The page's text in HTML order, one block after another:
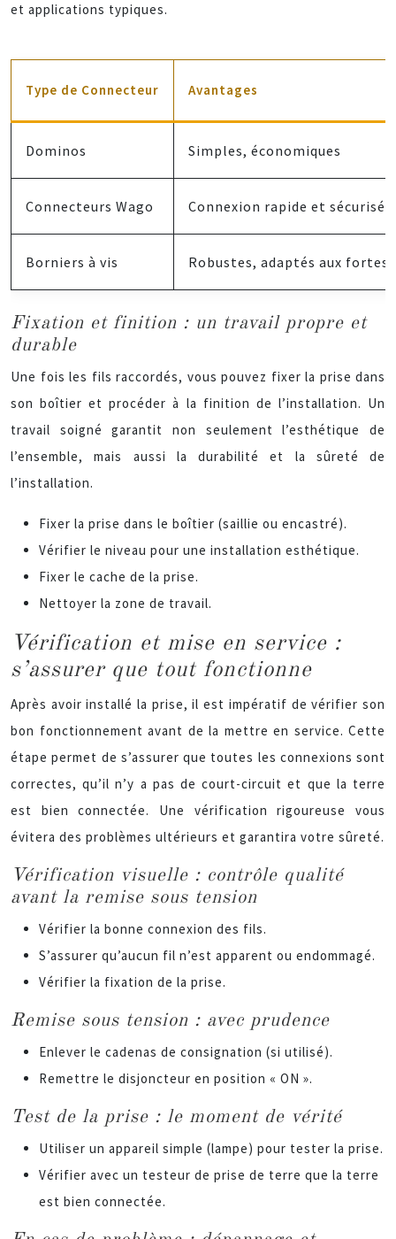
et applications typiques.
Type de Connecteur Avantages
Dominos Simples, économiques
Connecteurs Wago Connexion rapide et
Borniers à vis Robustes, adaptés aux
Fixation et finition : un travail propre et
durable
Une fois les fils raccordés, vous pouvez fixer la prise dans
son boîtier et procéder à la finition de l’installation. Un
travail soigné garantit non seulement l’esthétique de
l’ensemble, mais aussi la durabilité et la sûreté de
l’installation.
Fixer la prise dans le boîtier (saillie ou encastré).
Vérifier le niveau pour une installation esthétique.
Fixer le cache de la prise.
Nettoyer la zone de travail.
Vérification et mise en service :
s’assurer que tout fonctionne
Après avoir installé la prise, il est impératif de vérifier son
bon fonctionnement avant de la mettre en service. Cette
étape permet de s’assurer que toutes les connexions sont
correctes, qu’il n’y a pas de court-circuit et que la terre
est bien connectée. Une vérification rigoureuse vous
évitera des problèmes ultérieurs et garantira votre sûreté.
Vérification visuelle : contrôle qualité
avant la remise sous tension
Vérifier la bonne connexion des fils.
S’assurer qu’aucun fil n’est apparent ou endommagé.
Vérifier la fixation de la prise.
Remise sous tension : avec prudence
Enlever le cadenas de consignation (si utilisé).
Remettre le disjoncteur en position « ON ».
Test de la prise : le moment de vérité
Utiliser un appareil simple (lampe) pour tester la prise.
Vérifier avec un testeur de prise de terre que la terre
est bien connectée.